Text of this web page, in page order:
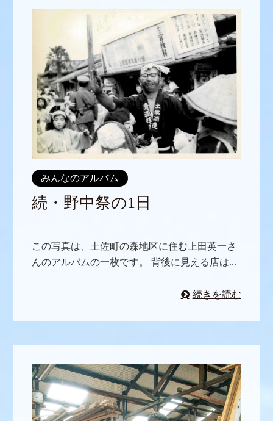
みんなのアルバム
続・野中祭の1日
この写真は、土佐町の森地区に住む上田英一さ
んのアルバムの一枚です。 背後に見える店は...
続きを読む